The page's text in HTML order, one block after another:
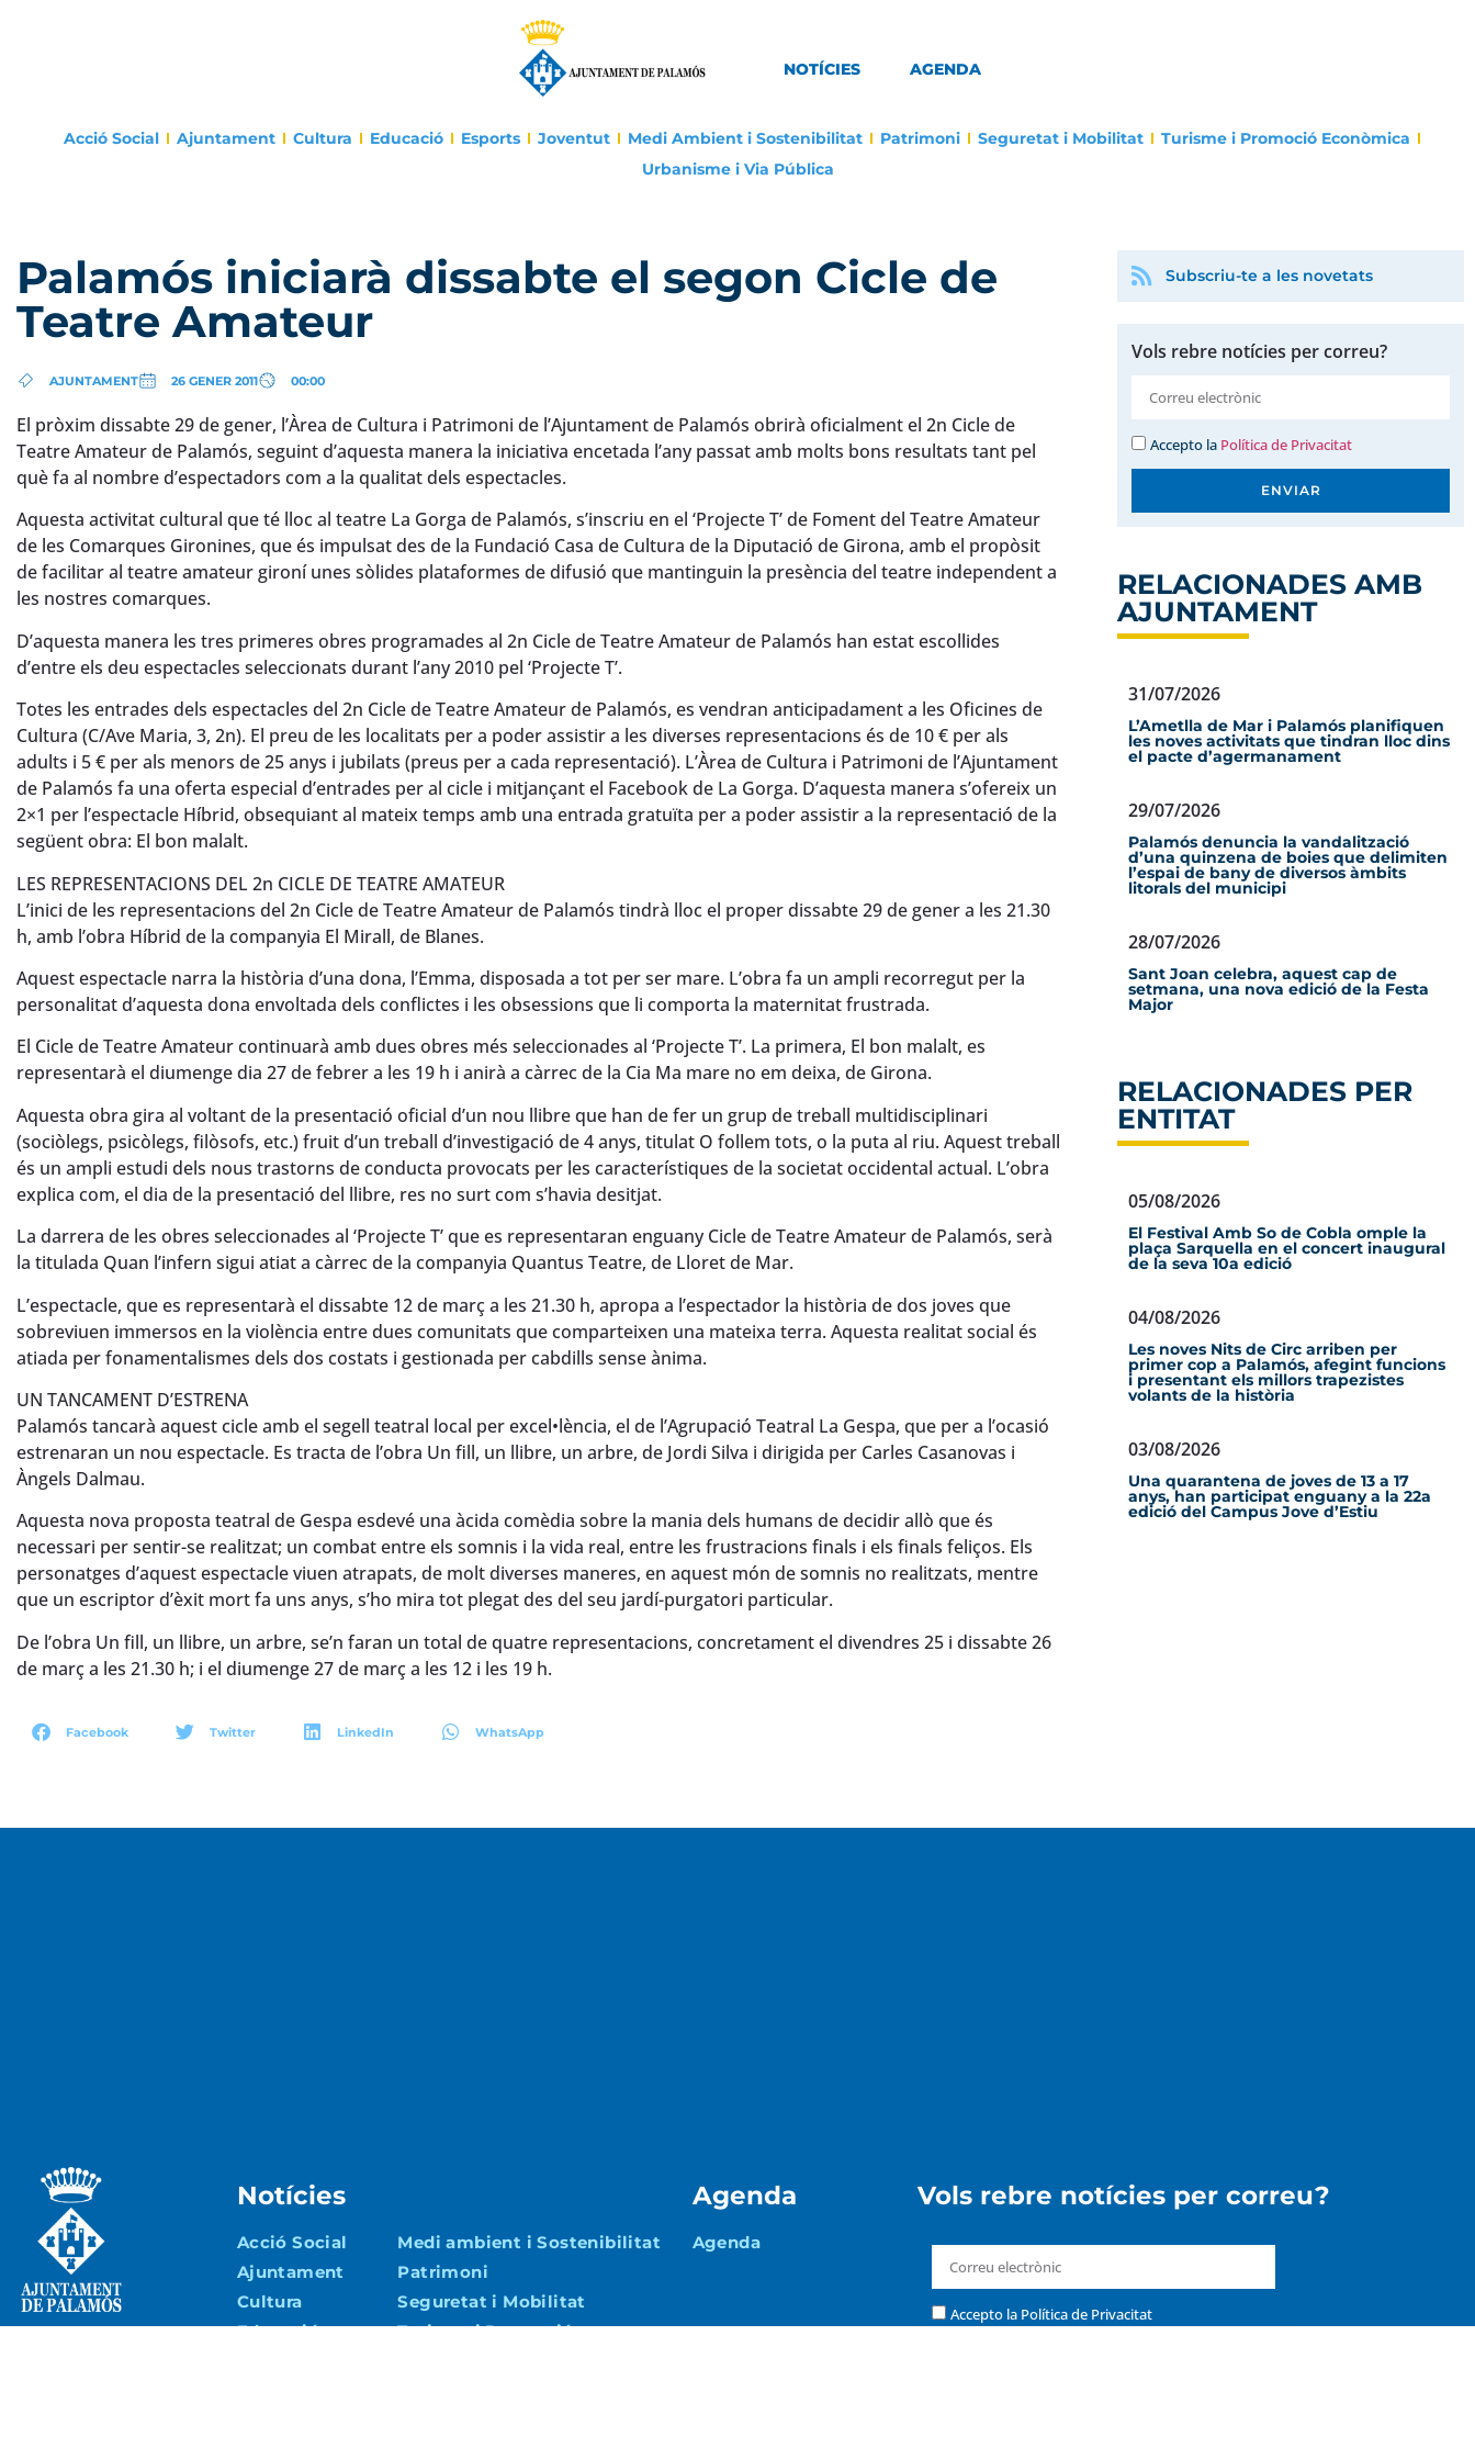
NOTÍCIES AGENDA
Acció Social Ajuntament Cultura Educació Esports Joventut Medi Ambient i Sostenibilitat Patrimoni Seguretat i Mobilitat
Turisme i Promoció Econòmica
Urbanisme i Via Pública
Palamós iniciarà dissabte el segon Cicle de
Teatre Amateur
AJUNTAMENT 26 GENER 2011 00:00
El pròxim dissabte 29 de gener, l’Àrea de Cultura i Patrimoni de l’Ajuntament de Palamós obrirà oficialment el 2n Cicle de
Teatre Amateur de Palamós, seguint d’aquesta manera la iniciativa encetada l’any passat amb molts bons resultats tant pel
què fa al nombre d’espectadors com a la qualitat dels espectacles.
Aquesta activitat cultural que té lloc al teatre La Gorga de Palamós, s’inscriu en el ‘Projecte T’ de Foment del Teatre Amateur
de les Comarques Gironines, que és impulsat des de la Fundació Casa de Cultura de la Diputació de Girona, amb el propòsit
de facilitar al teatre amateur gironí unes sòlides plataformes de difusió que mantinguin la presència del teatre independent a
les nostres comarques.
D’aquesta manera les tres primeres obres programades al 2n Cicle de Teatre Amateur de Palamós han estat escollides
d’entre els deu espectacles seleccionats durant l’any 2010 pel ‘Projecte T’.
Totes les entrades dels espectacles del 2n Cicle de Teatre Amateur de Palamós, es vendran anticipadament a les Oficines de
Cultura (C/Ave Maria, 3, 2n). El preu de les localitats per a poder assistir a les diverses representacions és de 10 € per als
adults i 5 € per als menors de 25 anys i jubilats (preus per a cada representació). L’Àrea de Cultura i Patrimoni de l’Ajuntament
de Palamós fa una oferta especial d’entrades per al cicle i mitjançant el Facebook de La Gorga. D’aquesta manera s’ofereix un
2×1 per l’espectacle Híbrid, obsequiant al mateix temps amb una entrada gratuïta per a poder assistir a la representació de la
següent obra: El bon malalt.
LES REPRESENTACIONS DEL 2n CICLE DE TEATRE AMATEUR
L’inici de les representacions del 2n Cicle de Teatre Amateur de Palamós tindrà lloc el proper dissabte 29 de gener a les 21.30
h, amb l’obra Híbrid de la companyia El Mirall, de Blanes.
Aquest espectacle narra la història d’una dona, l’Emma, disposada a tot per ser mare. L’obra fa un ampli recorregut per la
personalitat d’aquesta dona envoltada dels conflictes i les obsessions que li comporta la maternitat frustrada.
El Cicle de Teatre Amateur continuarà amb dues obres més seleccionades al ‘Projecte T’. La primera, El bon malalt, es
representarà el diumenge dia 27 de febrer a les 19 h i anirà a càrrec de la Cia Ma mare no em deixa, de Girona.
Aquesta obra gira al voltant de la presentació oficial d’un nou llibre que han de fer un grup de treball multidisciplinari
(sociòlegs, psicòlegs, filòsofs, etc.) fruit d’un treball d’investigació de 4 anys, titulat O follem tots, o la puta al riu. Aquest treball
és un ampli estudi dels nous trastorns de conducta provocats per les característiques de la societat occidental actual. L’obra
explica com, el dia de la presentació del llibre, res no surt com s’havia desitjat.
La darrera de les obres seleccionades al ‘Projecte T’ que es representaran enguany Cicle de Teatre Amateur de Palamós, serà
la titulada Quan l’infern sigui atiat a càrrec de la companyia Quantus Teatre, de Lloret de Mar.
L’espectacle, que es representarà el dissabte 12 de març a les 21.30 h, apropa a l’espectador la història de dos joves que
sobreviuen immersos en la violència entre dues comunitats que comparteixen una mateixa terra. Aquesta realitat social és
atiada per fonamentalismes dels dos costats i gestionada per cabdills sense ànima.
UN TANCAMENT D’ESTRENA
Palamós tancarà aquest cicle amb el segell teatral local per excel•lència, el de l’Agrupació Teatral La Gespa, que per a l’ocasió
estrenaran un nou espectacle. Es tracta de l’obra Un fill, un llibre, un arbre, de Jordi Silva i dirigida per Carles Casanovas i
Àngels Dalmau.
Aquesta nova proposta teatral de Gespa esdevé una àcida comèdia sobre la mania dels humans de decidir allò que és
necessari per sentir-se realitzat; un combat entre els somnis i la vida real, entre les frustracions finals i els finals feliços. Els
personatges d’aquest espectacle viuen atrapats, de molt diverses maneres, en aquest món de somnis no realitzats, mentre
que un escriptor d’èxit mort fa uns anys, s’ho mira tot plegat des del seu jardí-purgatori particular.
De l’obra Un fill, un llibre, un arbre, se’n faran un total de quatre representacions, concretament el divendres 25 i dissabte 26
de març a les 21.30 h; i el diumenge 27 de març a les 12 i les 19 h.
Facebook Twitter LinkedIn WhatsApp
Subscriu-te a les novetats
Vols rebre notícies per correu?
Accepto la Política de Privacitat
ENVIAR
RELACIONADES AMB
AJUNTAMENT
31/07/2026
L’Ametlla de Mar i Palamós planifiquen
les noves activitats que tindran lloc dins
el pacte d’agermanament
29/07/2026
Palamós denuncia la vandalització
d’una quinzena de boies que delimiten
l’espai de bany de diversos àmbits
litorals del municipi
28/07/2026
Sant Joan celebra, aquest cap de
setmana, una nova edició de la Festa
Major
RELACIONADES PER
ENTITAT
05/08/2026
El Festival Amb So de Cobla omple la
plaça Sarquella en el concert inaugural
de la seva 10a edició
04/08/2026
Les noves Nits de Circ arriben per
primer cop a Palamós, afegint funcions
i presentant els millors trapezistes
volants de la història
03/08/2026
Una quarantena de joves de 13 a 17
anys, han participat enguany a la 22a
edició del Campus Jove d’Estiu
Notícies Agenda Vols rebre notícies per correu?
Acció Social
Ajuntament
Cultura
Educació
Medi ambient i Sostenibilitat
Patrimoni
Seguretat i Mobilitat
Turisme i Promoció
Agenda
Accepto la Política de Privacitat